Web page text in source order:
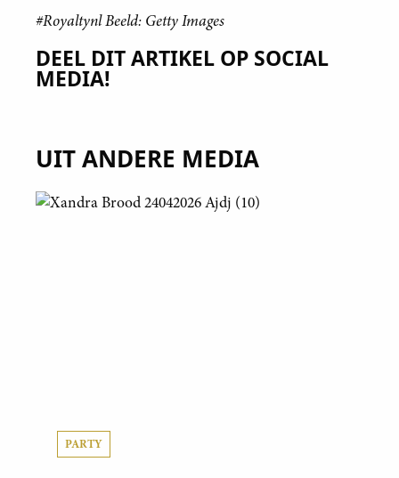
#Royaltynl Beeld: Getty Images
DEEL DIT ARTIKEL OP SOCIAL
MEDIA!
UIT ANDERE MEDIA
PARTY